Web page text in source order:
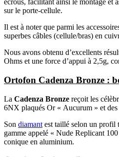
écrous, facilitant ainsi le montage et
sur le porte-cellule.
Il est à noter que parmi les
superbes câbles (cellule/bras) en
Nous avons obtenu d’excellents
Ohms et une force d’appui à 2,5g,
Ortofon Cadenza Bronze :
La Cadenza Bronze reçoit les
6NX plaqués Or « Aucurum » et des
Son diamant est taillé selon un profil
gamme appelé « Nude Replicant
conique en aluminium.